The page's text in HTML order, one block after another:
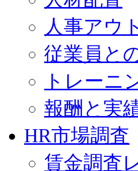
人事アウ
従業員と
トレーニ
報酬と実
HR市場調査
賃金調査